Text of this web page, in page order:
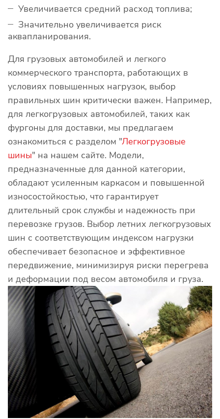
Увеличивается средний расход топлива;
Значительно увеличивается риск
аквапланирования.
Для грузовых автомобилей и легкого
коммерческого транспорта, работающих в
условиях повышенных нагрузок, выбор
правильных шин критически важен. Например,
для легкогрузовых автомобилей, таких как
фургоны для доставки, мы предлагаем
ознакомиться с разделом "Легкогрузовые
шины" на нашем сайте. Модели,
предназначенные для данной категории,
обладают усиленным каркасом и повышенной
износостойкостью, что гарантирует
длительный срок службы и надежность при
перевозке грузов. Выбор летних легкогрузовых
шин с соответствующим индексом нагрузки
обеспечивает безопасное и эффективное
передвижение, минимизируя риски перегрева
и деформации под весом автомобиля и груза.